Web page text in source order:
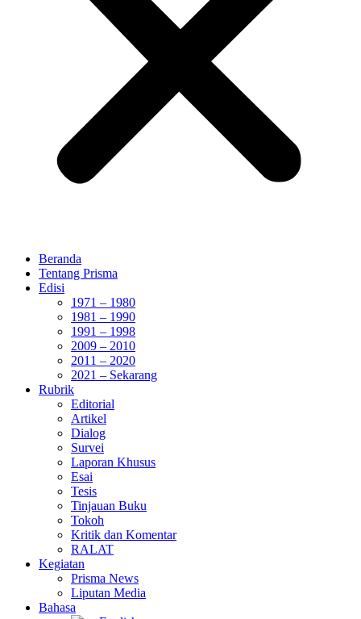
Beranda
Tentang Prisma
Edisi
1971 – 1980
1981 – 1990
1991 – 1998
2009 – 2010
2011 – 2020
2021 – Sekarang
Rubrik
Editorial
Artikel
Dialog
Survei
Laporan Khusus
Esai
Tesis
Tinjauan Buku
Tokoh
Kritik dan Komentar
RALAT
Kegiatan
Prisma News
Liputan Media
Bahasa